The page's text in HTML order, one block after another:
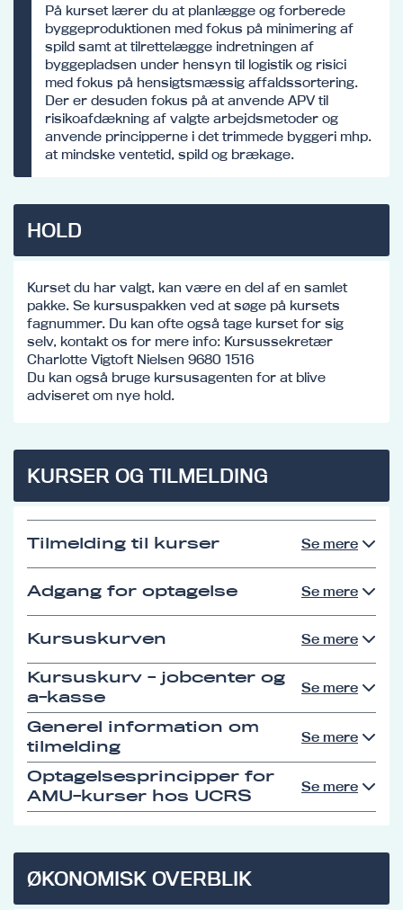
På kurset lærer du at planlægge og forberede
byggeproduktionen med fokus på minimering af
spild samt at tilrettelægge indretningen af
byggepladsen under hensyn til logistik og risici
med fokus på hensigtsmæssig affaldssortering.
Der er desuden fokus på at anvende APV til
risikoafdækning af valgte arbejdsmetoder og
anvende principperne i det trimmede byggeri mhp.
at mindske ventetid, spild og brækage.
HOLD
Kurset du har valgt, kan være en del af en samlet
pakke. Se kursuspakken ved at søge på kursets
fagnummer. Du kan ofte også tage kurset for sig
selv, kontakt os for mere info: Kursussekretær
Charlotte Vigtoft Nielsen 9680 1516
Du kan også bruge kursusagenten for at blive
adviseret om nye hold.
KURSER OG TILMELDING
Tilmelding til kurser Se mere
Adgang for optagelse Se mere
Kursuskurven Se mere
Kursuskurv - jobcenter og
a-kasse
Se mere
Generel information om
tilmelding
Se mere
Optagelsesprincipper for
AMU-kurser hos UCRS
Se mere
ØKONOMISK OVERBLIK